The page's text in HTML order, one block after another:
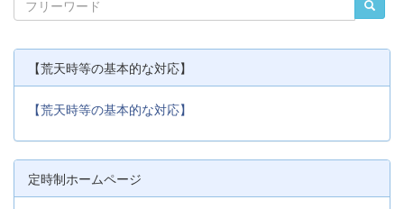
【荒天時等の基本的な対応】
【荒天時等の基本的な対応】
定時制ホームページ